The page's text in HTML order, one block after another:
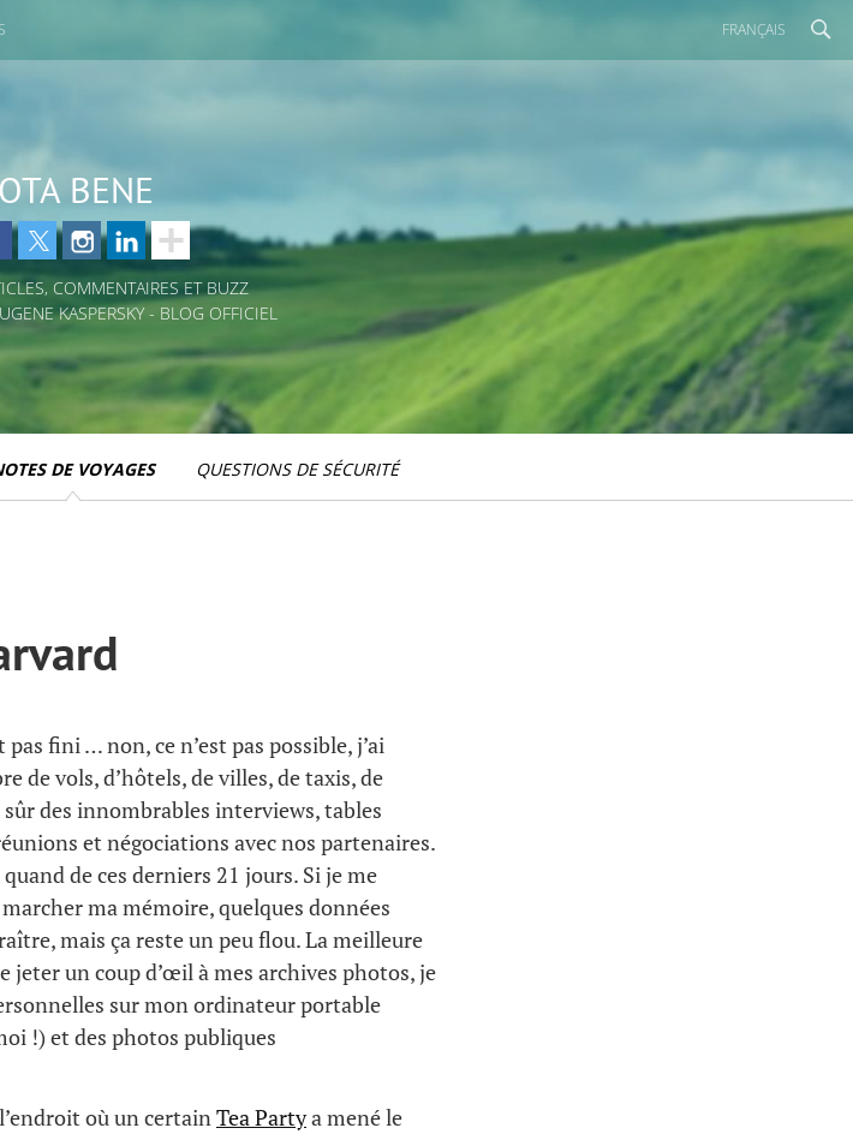
FRANÇAIS
BENE
COMMENTAIRES ET BUZZ
KASPERSKY - BLOG OFFICIEL
DE VOYAGES QUESTIONS DE SÉCURITÉ
fini … non, ce n’est pas possible, j’ai
de vols, d’hôtels, de villes, de taxis, de
des innombrables interviews, tables
et négociations avec nos partenaires.
de ces derniers 21 jours. Si je me
ma mémoire, quelques données
mais ça reste un peu flou. La meilleure
jeter un coup d’œil à mes archives photos, je
sur mon ordinateur portable
!) et des photos publiques
où un certainTea Partya mené le